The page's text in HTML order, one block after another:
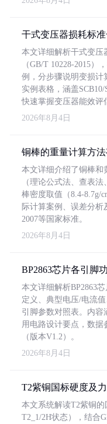
干式变压器损耗标
本文详细解析干式变压
（GB/T 10228-2015）
例，分步骤说明变损计
实例表格，涵盖
快速掌握变压器能效评
2026年8月4日
铜棒的重量计算方
本文详细介绍了铜棒和
（理论公式法、查表
棒密度取值（8.4-8.7g/
际计算案例、误差分析
2007等国家标准。
2026年8月4日
BP2863芯片各引脚
本文详细解析BP2863
定义、典型电压/电流
引脚参数对照表。内容
用电路设计要点，数据
（版本V1.2）。
2026年8月4日
T2紫铜国标硬度及
本文系统解读T2紫铜
T2_1/2H状态），结合